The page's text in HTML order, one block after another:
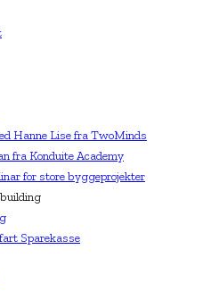
Hanne Lise fra TwoMinds
fra Konduite Academy
for store byggeprojekter
Sparekasse